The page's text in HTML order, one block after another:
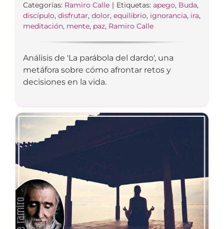
Categorías: Ramiro Calle | Etiquetas: apego, Buda,
discípulo, disfrutar, dolor, equilibrio, ignorancia, ira,
meditación, mente, paz, Ramiro Calle
Análisis de 'La parábola del dardo', una
metáfora sobre cómo afrontar retos y
decisiones en la vida.